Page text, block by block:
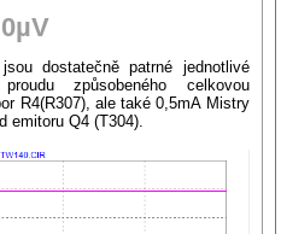
0µV
dostatečně patrné jednotlivé
způsobeného celkovou
R4(R307), ale také 0,5mA Mistry
emitoru Q4 (T304).